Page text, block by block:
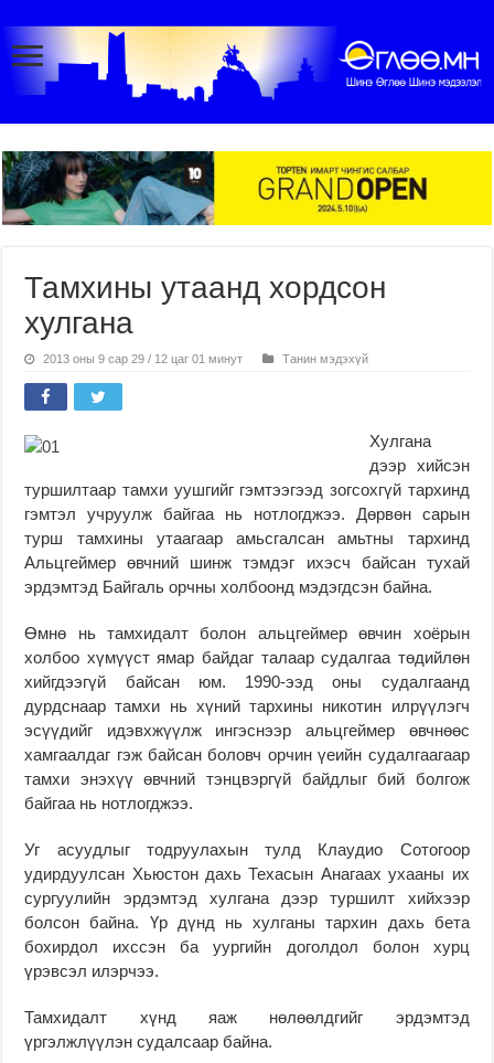
Тамхины утаанд хордсон
хулгана
2013 оны 9 сар 29 / 12 цаг 01 минут Танин мэдэхүй
Хулгана
дээр хийсэн
туршилтаар тамхи уушгийг гэмтээгээд зогсохгүй тархинд
гэмтэл учруулж байгаа нь нотлогджээ. Дөрвөн сарын
турш тамхины утаагаар амьсгалсан амьтны тархинд
Альцгеймер өвчний шинж тэмдэг ихэсч байсан тухай
эрдэмтэд Байгаль орчны холбоонд мэдэгдсэн байна.
Өмнө нь тамхидалт болон альцгеймер өвчин хоёрын
холбоо хүмүүст ямар байдаг талаар судалгаа төдийлөн
хийгдээгүй байсан юм. 1990-ээд оны судалгаанд
дурдснаар тамхи нь хүний тархины никотин илрүүлэгч
эсүүдийг идэвхжүүлж ингэснээр альцгеймер өвчнөөс
хамгаалдаг гэж байсан боловч орчин үеийн судалгаагаар
тамхи энэхүү өвчний тэнцвэргүй байдлыг бий болгож
байгаа нь нотлогджээ.
Уг асуудлыг тодруулахын тулд Клаудио Сотогоор
удирдуулсан Хьюстон дахь Техасын Анагаах ухааны их
сургуулийн эрдэмтэд хулгана дээр туршилт хийхээр
болсон байна. Үр дүнд нь хулганы тархин дахь бета
бохирдол ихссэн ба уургийн доголдол болон хурц
үрэвсэл илэрчээ.
Тамхидалт хүнд яаж нөлөөлдгийг эрдэмтэд
үргэлжлүүлэн судалсаар байна.